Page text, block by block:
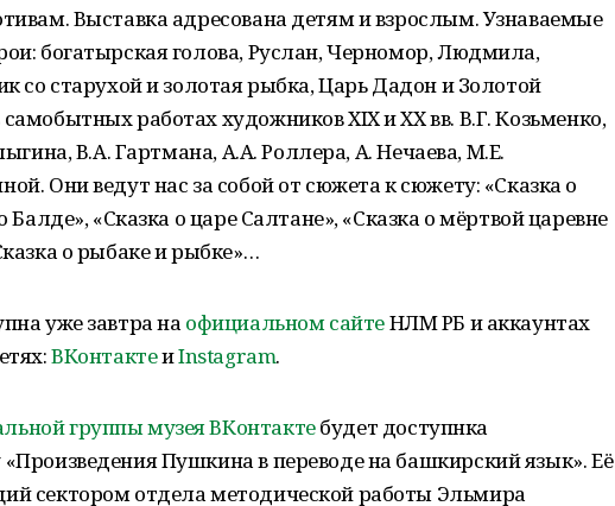
Выставка адресована детям и взрослым. Узнаваемые
богатырская голова, Руслан, Черномор, Людмила,
со старухой и золотая рыбка, Царь Дадон и Золотой
работах художников XIX и XX вв. В.Г. Козьменко,
В.А. Гартмана, А.А. Роллера, А. Нечаева, М.Е.
Они ведут нас за собой от сюжета к сюжету: «Сказка о
Балде», «Сказка о царе Салтане», «Сказка о мёртвой царевне
о рыбаке и рыбке»…
уже завтра на официальном сайтеНЛМ РБ и аккаунтах
ВКонтактеиInstagram.
группы музея ВКонтактебудет доступнка
Пушкина в переводе на башкирский язык». Её
сектором отдела методической работы Эльмира